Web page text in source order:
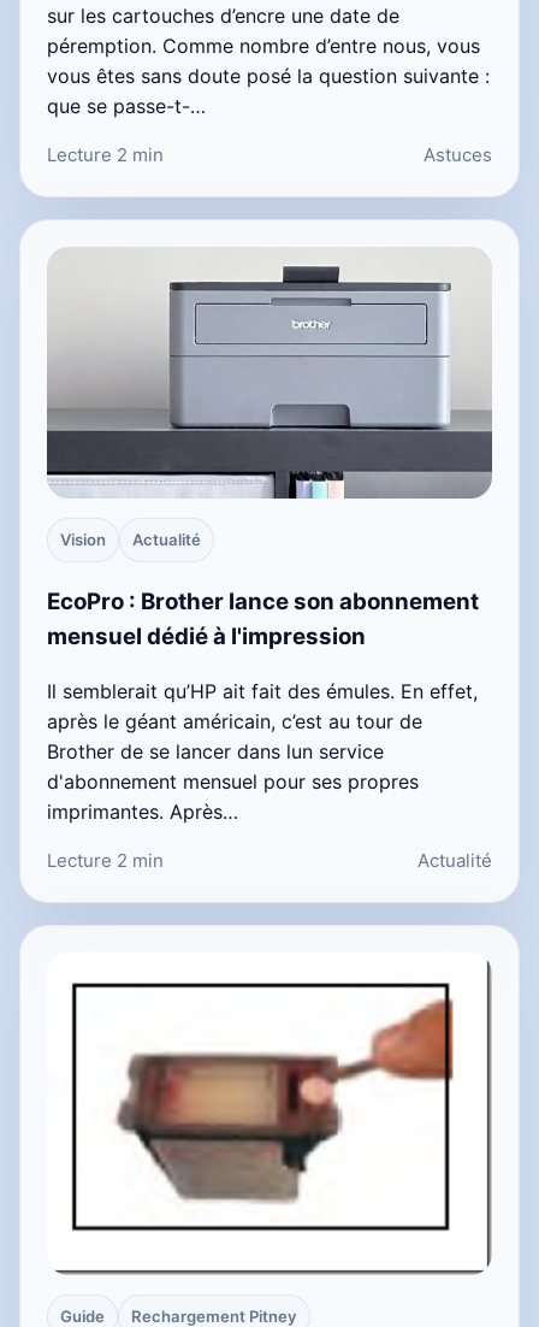
sur les cartouches d’encre une date de
péremption. Comme nombre d’entre nous, vous
vous êtes sans doute posé la question suivante :
que se passe-t-…
Lecture 2 min Astuces
Vision Actualité
EcoPro : Brother lance son abonnement
mensuel dédié à l'impression
Il semblerait qu’HP ait fait des émules. En effet,
après le géant américain, c’est au tour de
Brother de se lancer dans lun service
d'abonnement mensuel pour ses propres
imprimantes. Après…
Lecture 2 min Actualité
Guide Rechargement Pitney